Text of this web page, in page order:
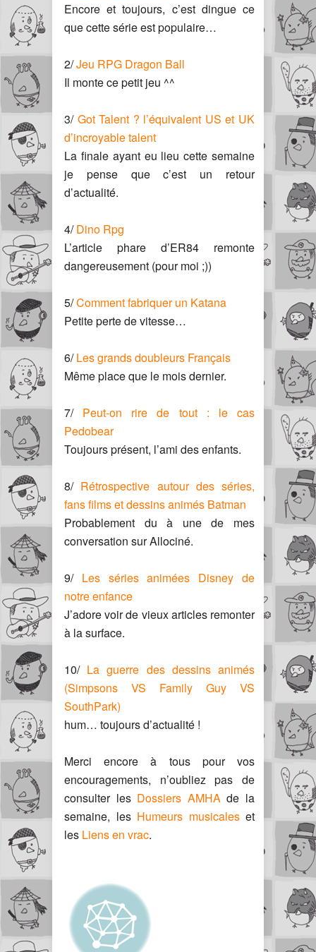
Encore et toujours, c’est dingue ce
que cette série est populaire…
2/Jeu RPG Dragon Ball
Il monte ce petit jeu ^^
3/ Got Talent ? l’équivalent US et UK
d’incroyable talent
La finale ayant eu lieu cette semaine
je pense que c’est un retour
d’actualité.
4/Dino Rpg
L’article phare d’ER84 remonte
dangereusement (pour moi ;))
5/Comment fabriquer un Katana
Petite perte de vitesse…
6/Les grands doubleurs Français
Même place que le mois dernier.
7/ Peut-on rire de tout : le cas
Pedobear
Toujours présent, l’ami des enfants.
8/ Rétrospective autour des séries,
fans films et dessins animés Batman
Probablement du à une de mes
conversation sur Allociné.
9/ Les séries animées Disney de
notre enfance
J’adore voir de vieux articles remonter
à la surface.
10/ La guerre des dessins animés
(Simpsons VS Family Guy VS
SouthPark)
hum… toujours d’actualité !
Merci encore à tous pour vos
encouragements, n’oubliez pas de
consulter les Dossiers AMHAde la
semaine, les Humeurs musicaleset
les Liens en vrac.